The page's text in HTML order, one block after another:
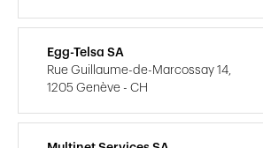
Egg-Telsa SA
Rue Guillaume-de-Marcossay 14,
1205 Genève - CH